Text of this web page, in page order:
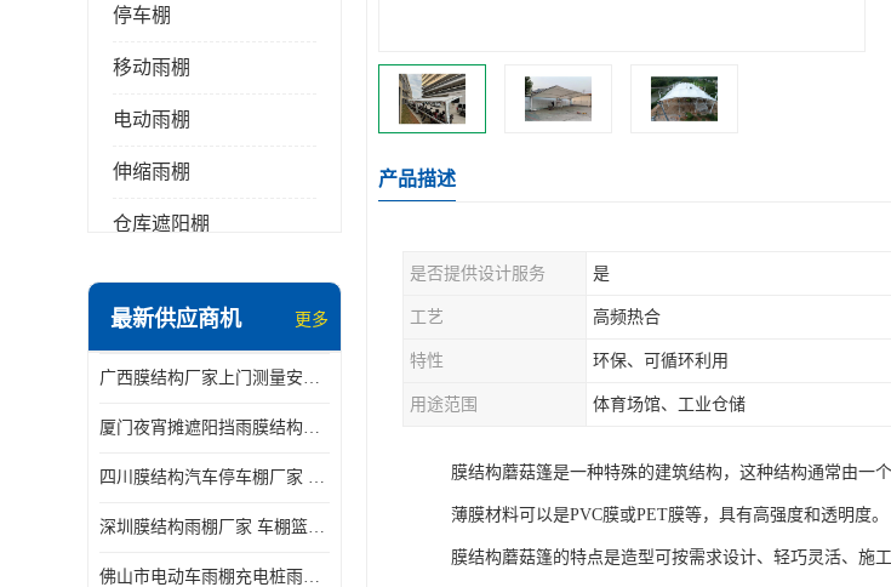
停车棚
移动雨棚
电动雨棚
伸缩雨棚
仓库遮阳棚
电动推拉雨棚
膜结构停景观棚
最新供应商机 更多
广西膜结构厂家上门测量安装发货，厂家发货没有差价
厦门夜宵摊遮阳挡雨膜结构雨棚设计 上门测量 款式多
四川膜结构汽车停车棚厂家 款式多 提供报价
深圳膜结构雨棚厂家 车棚篮球场体育看台 规格多样
佛山市电动车雨棚充电桩雨棚小区电动车棚
产品描述
是否提供设计服务 是
工艺 高频热合
特性 环保、可循环利用
用途范围 体育场馆、工业仓储
膜结构蘑菇篷是一种特殊的建筑结构，这种结构通常由一
薄膜材料可以是PVC膜或PET膜等，具有高强度和透明度。
膜结构蘑菇篷的特点是造型可按需求设计、轻巧灵活、施